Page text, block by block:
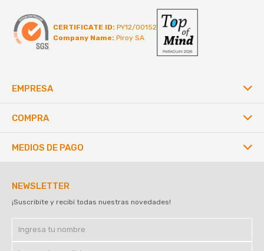
CERTIFICATE ID: PY12/00152
Company Name: Piroy SA
EMPRESA
COMPRA
NEWSLETTER
¡Suscribite y recibí todas nuestras novedades!
MEDIOS DE PAGO